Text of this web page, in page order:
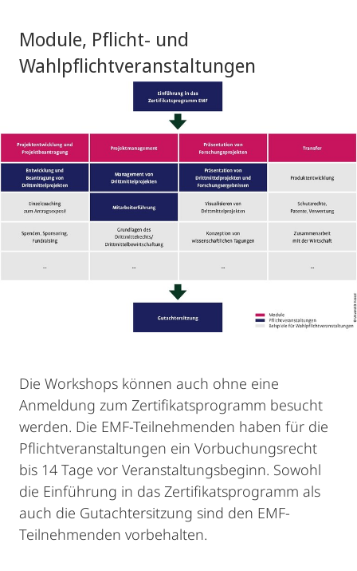
Module, Pflicht- und
Wahlpflichtveranstaltungen
Die Workshops können auch ohne eine
Anmeldung zum Zertifikatsprogramm besucht
werden. Die EMF-Teilnehmenden haben für die
Pflichtveranstaltungen ein Vorbuchungsrecht
bis 14 Tage vor Veranstaltungsbeginn. Sowohl
die Einführung in das Zertifikatsprogramm als
auch die Gutachtersitzung sind den EMF-
Teilnehmenden vorbehalten.